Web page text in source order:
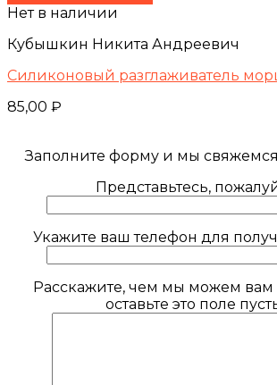
Нет в наличии
Кубышкин Никита Андреевич
Силиконовый разглаживатель
85,00 ₽
Заполните форму и мы
Представьтесь,
Укажите ваш телефон для
Расскажите, чем мы можем
оставьте это поле